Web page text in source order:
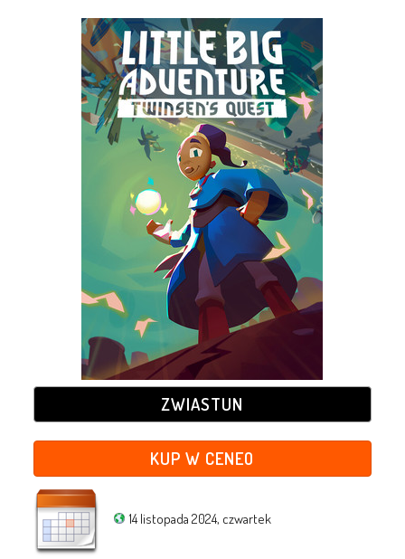
ZWIASTUN
KUP W CENEO
14 listopada 2024, czwartek